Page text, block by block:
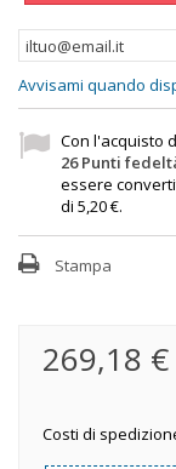
Avvisami quando
Con l'acquisto
26Punti
essere
di 5,20 €.
Stampa
269,18 €
Costi di